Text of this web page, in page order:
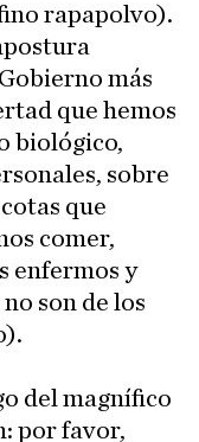
rapapolvo).
más
que hemos
biológico,
sobre
que
comer,
enfermos y
son de los
del magnífico
por favor,